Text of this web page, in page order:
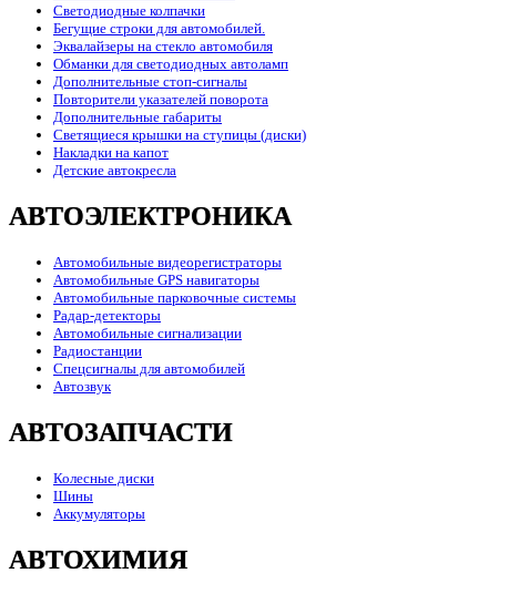
Светодиодные колпачки
Бегущие строки для автомобилей.
Эквалайзеры на стекло автомобиля
Обманки для светодиодных автоламп
Дополнительные стоп-сигналы
Повторители указателей поворота
Дополнительные габариты
Светящиеся крышки на ступицы (диски)
Накладки на капот
Детские автокресла
АВТОЭЛЕКТРОНИКА
Автомобильные видеорегистраторы
Автомобильные GPS навигаторы
Автомобильные парковочные системы
Радар-детекторы
Автомобильные сигнализации
Радиостанции
Спецсигналы для автомобилей
Автозвук
АВТОЗАПЧАСТИ
Колесные диски
Шины
Аккумуляторы
АВТОХИМИЯ